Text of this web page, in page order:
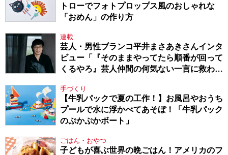
トローでフォトプロップス風のおしゃれな
「おめん」の作り方
連載
芸人・男性ブランコ平井まさあきさんインタ
ビュー「『そのままやってたら順番が回って
くるやろ』芸人仲間の何気ない一言に救われ
手づくり
【牛乳パックで夏の工作！】お風呂やおうち
プールで水に浮かべてあそぼ！「牛乳パック
のぷかぷかボート」
ごはん・おやつ
子どもが喜ぶ世界の晩ごはん！アメリカのフ